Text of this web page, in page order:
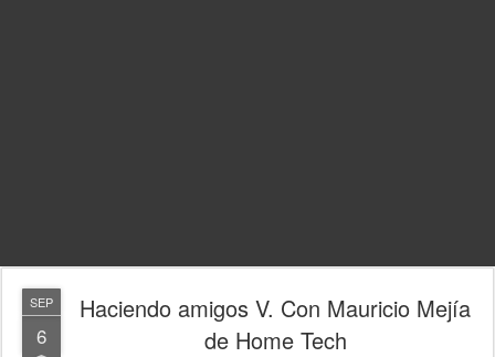
SEP
6
Haciendo amigos V. Con Mauricio Mejía
de Home Tech